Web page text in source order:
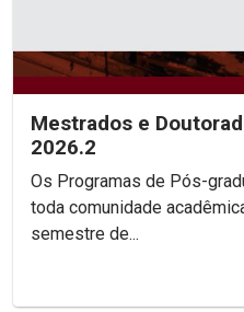
Mestrados e
2026.2
Os Programas de Pós-
toda comunidade
semestre de...